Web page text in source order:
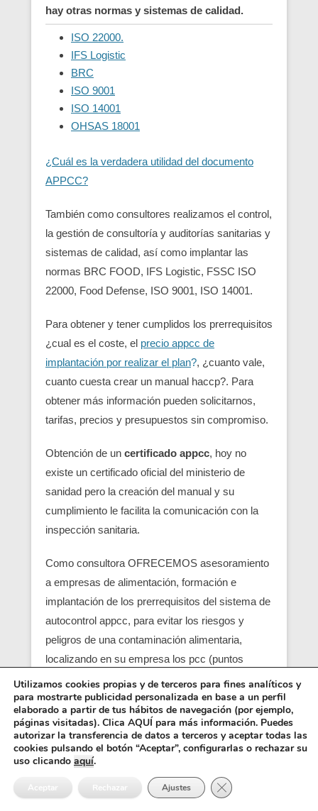
hay otras normas y sistemas de calidad.
ISO 22000.
IFS Logistic
BRC
ISO 9001
ISO 14001
OHSAS 18001
¿Cuál es la verdadera utilidad del documento
APPCC?
También como consultores realizamos el control,
la gestión de consultoría y auditorías sanitarias y
sistemas de calidad, así como implantar las
normas BRC FOOD, IFS Logistic, FSSC ISO
22000, Food Defense, ISO 9001, ISO 14001.
Para obtener y tener cumplidos los prerrequisitos
¿cual es el coste, el precio appcc de
implantación por realizar el plan?, ¿cuanto vale,
cuanto cuesta crear un manual haccp?. Para
obtener más información pueden solicitarnos,
tarifas, precios y presupuestos sin compromiso.
Obtención de un certificado appcc, hoy no
existe un certificado oficial del ministerio de
sanidad pero la creación del manual y su
cumplimiento le facilita la comunicación con la
inspección sanitaria.
Como consultora OFRECEMOS asesoramiento
a empresas de alimentación, formación e
implantación de los prerrequisitos del sistema de
autocontrol appcc, para evitar los riesgos y
peligros de una contaminación alimentaria,
localizando en su empresa los pcc (puntos
críticos) y obtener un servicio con una correcta
seguridad alimentaria.
Entre los requisitos está el control y el análisis de
cada punto crítico, junto con el registro sanitario,
es básico para que empiezen las empresas
alimentarias (ejemplo una empresa de catering),
Utilizamos cookies propias y de terceros para fines analíticos y
para mostrarte publicidad personalizada en base a un perfil
elaborado a partir de tus hábitos de navegación (por ejemplo,
páginas visitadas). Clica AQUÍ para más información. Puedes
autorizar la transferencia de datos a terceros y aceptar todas las
cookies pulsando el botón “Aceptar”, configurarlas o rechazar su
uso clicando aquí.
Aceptar Rechazar Ajustes Cerrar el banner de